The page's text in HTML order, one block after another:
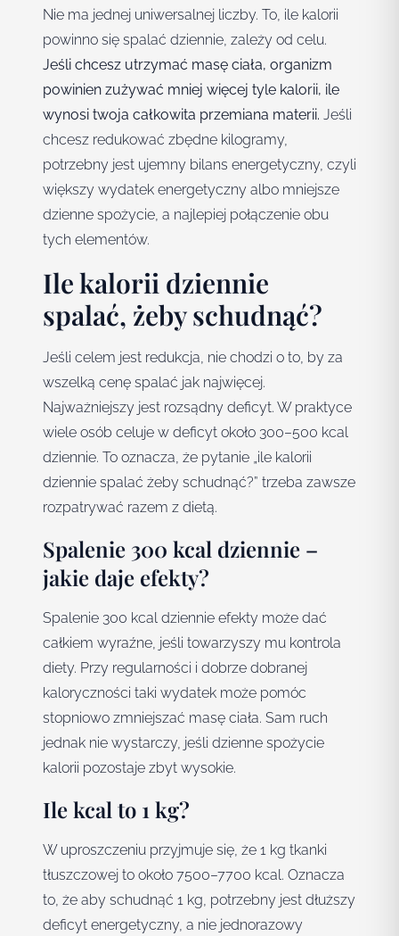
Nie ma jednej uniwersalnej liczby. To, ile kalorii
powinno się spalać dziennie, zależy od celu.
Jeśli chcesz utrzymać masę ciała, organizm
powinien zużywać mniej więcej tyle kalorii, ile
wynosi twoja całkowita przemiana materii. Jeśli
chcesz redukować zbędne kilogramy,
potrzebny jest ujemny bilans energetyczny, czyli
większy wydatek energetyczny albo mniejsze
dzienne spożycie, a najlepiej połączenie obu
tych elementów.
Ile kalorii dziennie
spalać, żeby schudnąć?
Jeśli celem jest redukcja, nie chodzi o to, by za
wszelką cenę spalać jak najwięcej.
Najważniejszy jest rozsądny deficyt. W praktyce
wiele osób celuje w deficyt około 300–500 kcal
dziennie. To oznacza, że pytanie „ile kalorii
dziennie spalać żeby schudnąć?” trzeba zawsze
rozpatrywać razem z dietą.
Spalenie 300 kcal dziennie –
jakie daje efekty?
Spalenie 300 kcal dziennie efekty może dać
całkiem wyraźne, jeśli towarzyszy mu kontrola
diety. Przy regularności i dobrze dobranej
kaloryczności taki wydatek może pomóc
stopniowo zmniejszać masę ciała. Sam ruch
jednak nie wystarczy, jeśli dzienne spożycie
kalorii pozostaje zbyt wysokie.
Ile kcal to 1 kg?
W uproszczeniu przyjmuje się, że 1 kg tkanki
tłuszczowej to około 7500–7700 kcal. Oznacza
to, że aby schudnąć 1 kg, potrzebny jest dłuższy
deficyt energetyczny, a nie jednorazowy